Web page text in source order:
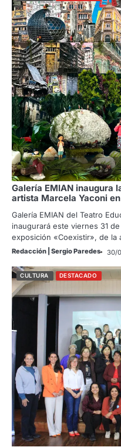
Galería EMIAN inaugura
artista Marcela Yaconi
Galería EMIAN del Teatro
inaugurará este viernes 31
exposición «Coexistir», de la
Redacción | Sergio Paredes 30/
CULTURA DESTACADO